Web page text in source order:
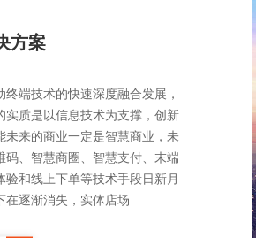
方案
端技术的快速深度融合发展，
质是以信息技术为支撑，创新
来的商业一定是智慧商业，未
、智慧商圈、智慧支付、末端
和线上下单等技术手段日新月
在逐渐消失，实体店场